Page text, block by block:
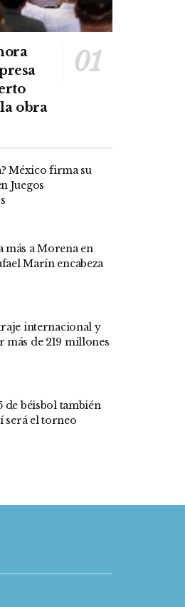
obra
México firma su
Juegos
más a Morena en
Marín encabeza
internacional y
de 219 millones
de béisbol también
será el torneo